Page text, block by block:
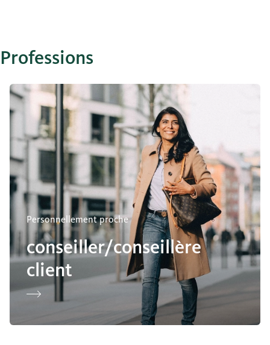
Professions
conseiller/conseillère client
Personnellement proche
conseiller/conseillère
client